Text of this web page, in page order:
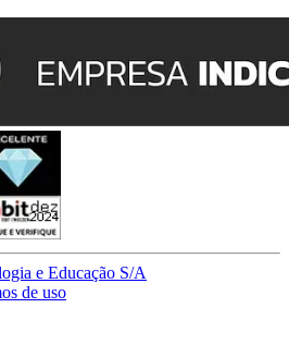
e Educação S/A
de uso